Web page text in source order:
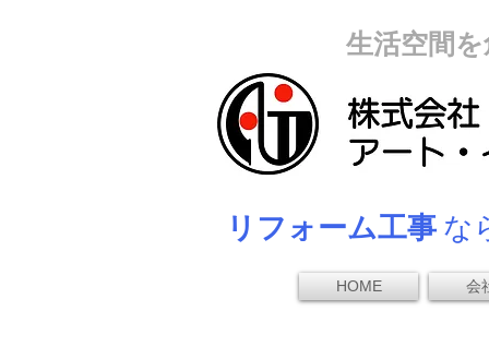
生活空間
リフォーム工事な
HOME 会